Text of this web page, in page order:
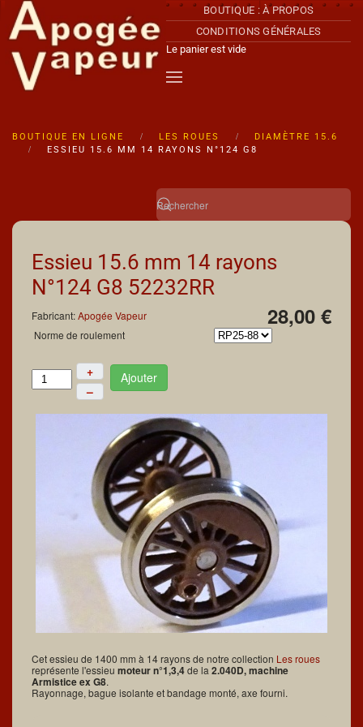
Accéder au contenu principal
BOUTIQUE : À PROPOS
CONDITIONS GÉNÉRALES
Le panier est vide
BOUTIQUE EN LIGNE LES ROUES
DIAMÈTRE 15.6
ESSIEU 15.6 MM 14 RAYONS N°124 G8
Essieu 15.6 mm 14 rayons
N°124 G8 52232RR
28,00 €
Fabricant:Apogée Vapeur
Norme de roulement
+
–
Ajouter
Cet essieu de 1400 mm à 14 rayons de notre collection Les roues
représente l'essieu moteur n°1,3,4de la 2.040D, machine
Armistice ex G8.
Rayonnage, bague isolante et bandage monté, axe fourni.